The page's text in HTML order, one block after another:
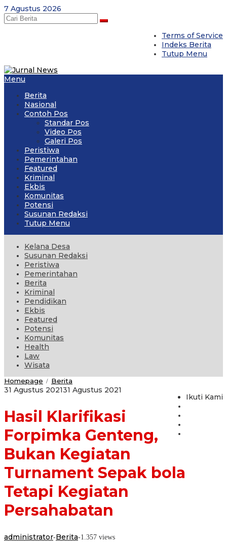
Skip
to
content
7 Agustus 2026
Terms of Service
Indeks Berita
Tutup Menu
Menu
Berita
Nasional
Contoh Pos
Standar Pos
Video Pos
Galeri Pos
Peristiwa
Pemerintahan
Featured
Kriminal
Ekbis
Komunitas
Potensi
Susunan Redaksi
Tutup Menu
Kelana Desa
Susunan Redaksi
Peristiwa
Pemerintahan
Berita
Kriminal
Pendidikan
Ekbis
Featured
Potensi
Komunitas
Health
Law
Wisata
Homepage / Berita
Klarifikasi
Forpimka
Bukan
Kegiatan
Turnament
Sepak
Tetapi
Kegiatan
Persahabatan
Ikuti Kami
31 Agustus 202131 Agustus 2021
Hasil Klarifikasi
Forpimka Genteng,
Bukan Kegiatan
Turnament Sepak bola
Tetapi Kegiatan
Persahabatan
administrator-Berita-1.357 views